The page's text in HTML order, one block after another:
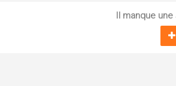
Il manque